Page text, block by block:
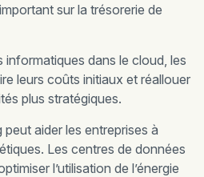
sur la trésorerie de
informatiques dans le cloud, les
leurs coûts initiaux et réallouer
plus stratégiques.
aider les entreprises à
Les centres de données
l’utilisation de l’énergie